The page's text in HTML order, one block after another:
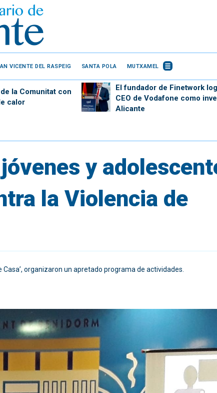
VICENTE DEL RASPEIG SANTA POLA MUTXAMEL
la Comunitat con
calor
El fundador de Finetwork
CEO de Vodafone como
Alicante
y
la Violencia de
organizaron un apretado programa de actividades.